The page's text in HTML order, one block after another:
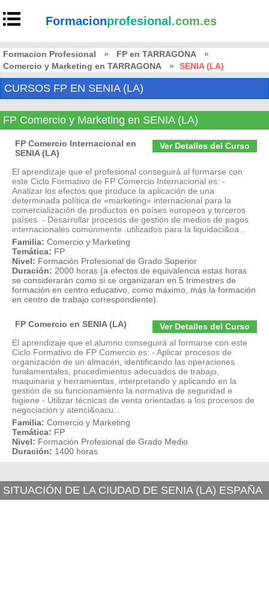
Formacionprofesional .com.es
Formacion Profesional » FP en TARRAGONA
»
Comercio y Marketing en TARRAGONA
» SENIA (LA)
CURSOS FP EN SENIA (LA)
FP Comercio y Marketing en SENIA (LA)
Ver Detalles del Curso
FP Comercio Internacional en
SENIA (LA)
El aprendizaje que el profesional conseguirá al formarse con
este Ciclo Formativo de FP Comercio Internacional es: -
Analizar los efectos que produce la aplicación de una
determinada política de «marketing» internacional para la
comercialización de productos en países europeos y terceros
países. - Desarrollar procesos de gestión de medios de pagos
internacionales comúnmente .utilizados para la liquidaci&oa...
Familia: Comercio y Marketing
Temática: FP
Nivel: Formación Profesional de Grado Superior
Duración: 2000 horas (a efectos de equivalencia estas horas
se considerarán como si se organizaran en 5 trimestres de
formación en centro educativo, como máximo, más la formación
en centro de trabajo correspondiente).
Ver Detalles del Curso
FP Comercio en SENIA (LA)
El aprendizaje que el alumno conseguirá al formarse con este
Ciclo Formativo de FP Comercio es: - Aplicar procesos de
organización de un almacén, identificando las operaciones
fundamentales, procedimientos adecuados de trabajo,
maquinaria y herramientas, interpretando y aplicando en la
gestión de su funcionamiento la normativa de seguridad e
higiene - Utilizar técnicas de venta orientadas a los procesos de
negociación y atenci&oacu...
Familia: Comercio y Marketing
Temática: FP
Nivel: Formación Profesional de Grado Medio
Duración: 1400 horas
SITUACIÓN DE LA CIUDAD DE SENIA (LA) ESPAÑA